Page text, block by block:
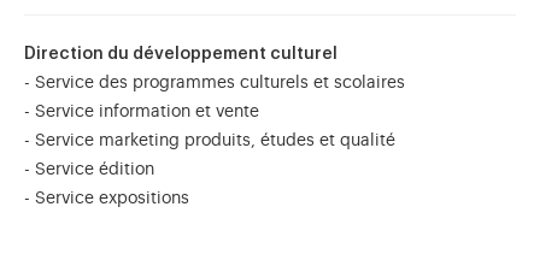
Direction du développement culturel
- Service des programmes culturels et scolaires
- Service information et vente
- Service marketing produits, études et qualité
- Service édition
- Service expositions